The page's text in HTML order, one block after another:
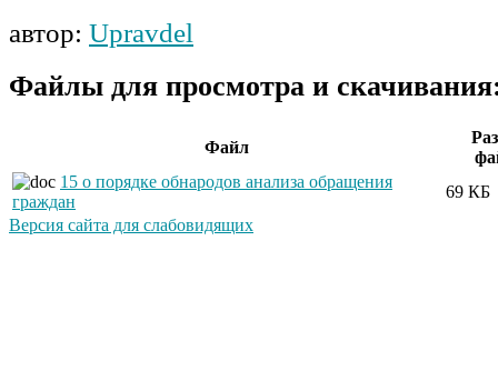
автор: Upravdel
Файлы для просмотра и
Файл
15 о порядке обнародов анализа обращения
граждан
69 КБ
Версия сайта для слабовидящих